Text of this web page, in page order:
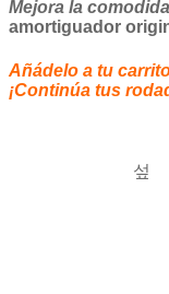
de
5
Mejora la
amortiguador
Añádelo a
¡Continúa tus